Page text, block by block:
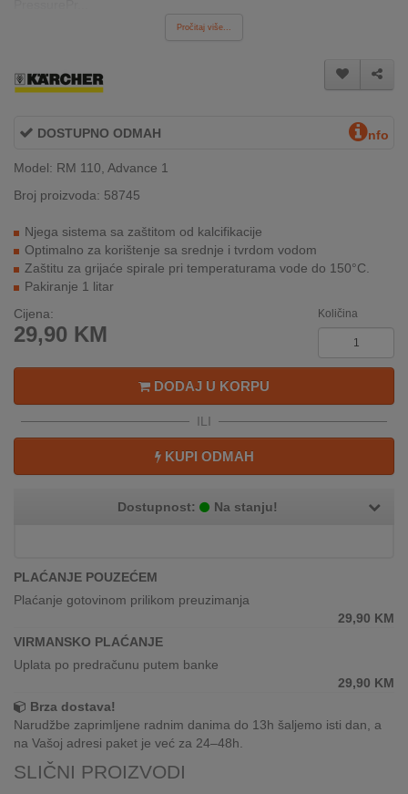
NALOG
NOVO
PONUDI
KONTAKT
KUPOVINA
NA
O
KAKO
IZ
INOSTRANSTVA
OZNAKE
ENERGETSKE
UČINKOVITOSTI
Pročitaj više...
DOSTUPNO ODMAH nfo
Model: RM 110, Advance 1
Broj proizvoda: 58745
Njega sistema sa zaštitom od kalcifikacije
Optimalno za korištenje sa srednje i tvrdom vodom
Zaštitu za grijaće spirale pri temperaturama vode do 150°C.
Pakiranje 1 litar
Cijena:
29,90 KM
Količina
DODAJ U KORPU
ILI
KUPI ODMAH
Dostupnost: Na stanju!
PLAĆANJE POUZEĆEM
Plaćanje gotovinom prilikom preuzimanja
29,90 KM
VIRMANSKO PLAĆANJE
Uplata po predračunu putem banke
29,90 KM
Brza dostava!
Narudžbe zaprimljene radnim danima do 13h šaljemo isti dan, a
na Vašoj adresi paket je već za 24–48h.
SLIČNI PROIZVODI